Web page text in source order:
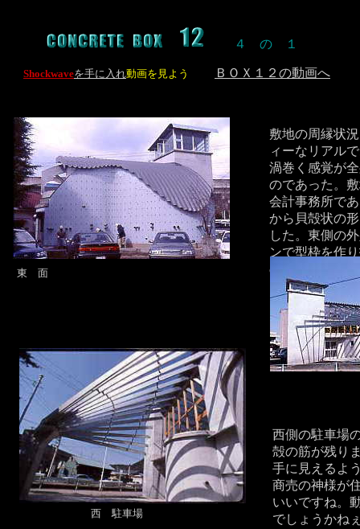
東 面
西 駐車場
４ の １
敷地の周縁状
ィーなリアル
渦巻く感覚が
のであった。
会計事務所で
から貝殻状の
した。東側の
ンで型枠を作
のままとした
西側の駐車場
殻の筋が残り
手に見えるよ
商売の神様が
いいですね。
でしょうかね
Shockwaveを手に入れ動画を見よう ＢＯＸ１２の動画へ